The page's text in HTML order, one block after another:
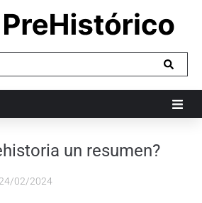
un resumen?
24/02/2024